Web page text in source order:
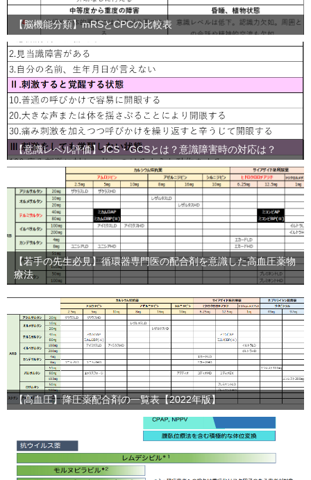
【脳機能分類】mRSとCPCの比較表
【意識レベル評価】JCS・GCSとは？意識障害時の対応は？
【若手の先生必見】循環器専門医の配合剤を意識した高血圧薬物
療法
【高血圧】降圧薬配合剤の一覧表【2022年版】